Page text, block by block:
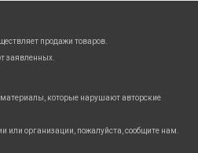
продажи товаров.
заявленных.
которые нарушают авторские
организации, пожалуйста, сообщите нам.